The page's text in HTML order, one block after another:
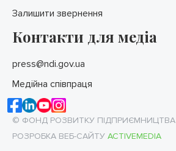
Залишити звернення
Контакти для медіа
press@ndi.gov.ua
Медійна співпраця
© ФОНД РОЗВИТКУ ПІДПРИЄМНИЦТВА
РОЗРОБКА ВЕБ-САЙТУ ACTIVEMEDIA